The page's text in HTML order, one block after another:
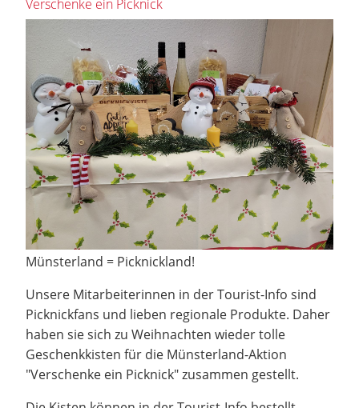
Verschenke ein Picknick
Münsterland = Picknickland!
Unsere Mitarbeiterinnen in der Tourist-Info sind
Picknickfans und lieben regionale Produkte. Daher
haben sie sich zu Weihnachten wieder tolle
Geschenkkisten für die Münsterland-Aktion
"Verschenke ein Picknick" zusammen gestellt.